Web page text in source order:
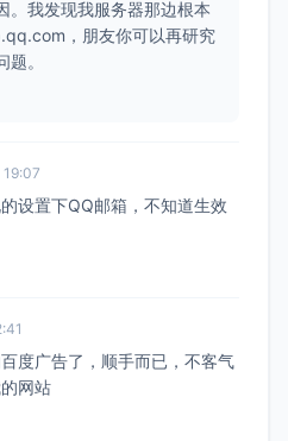
。我发现我服务器那边根本
，朋友你可以再研究
。
设置下QQ邮箱，不知道生效
度广告了，顺手而已，不客气
网站